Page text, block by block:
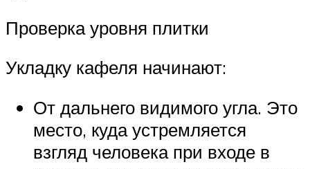
Проверка уровня плитки
Укладку кафеля начинают:
От дальнего видимого угла. Это
место, куда устремляется
взгляд человека при входе в